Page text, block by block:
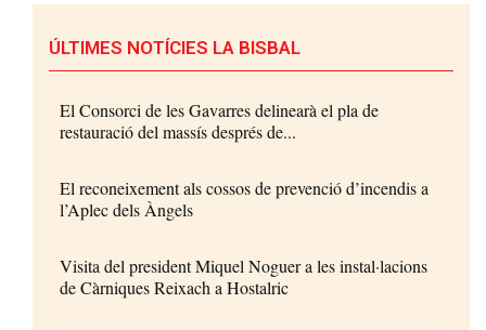
ÚLTIMES NOTÍCIES LA BISBAL
El Consorci de les Gavarres delinearà el pla de
restauració del massís després de...
El reconeixement als cossos de prevenció d’incendis a
l’Aplec dels Àngels
Visita del president Miquel Noguer a les instal·lacions
de Càrniques Reixach a Hostalric